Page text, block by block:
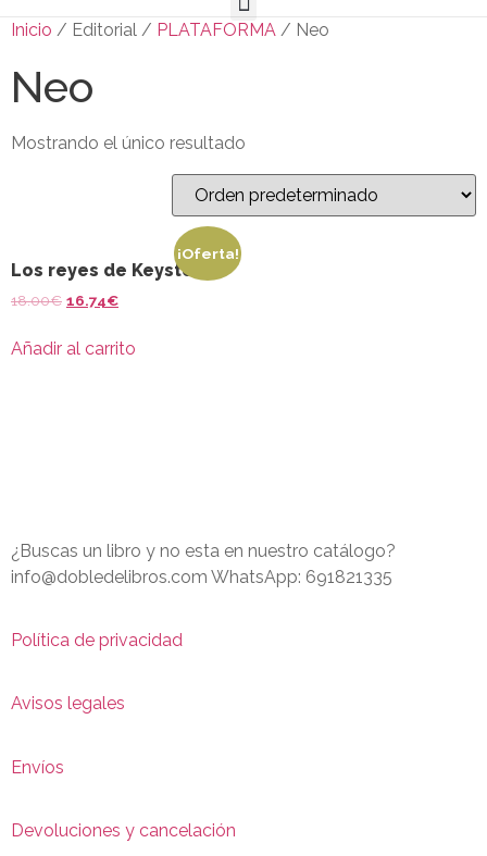
Inicio / Editorial / PLATAFORMA / Neo
Neo
Mostrando el único resultado
¡Oferta!
Los reyes de Keystone
18.00€ 16.74€
Añadir al carrito
¿Buscas un libro y no esta en nuestro catálogo?
info@dobledelibros.com WhatsApp: 691821335
Política de privacidad
Avisos legales
Envíos
Devoluciones y cancelación